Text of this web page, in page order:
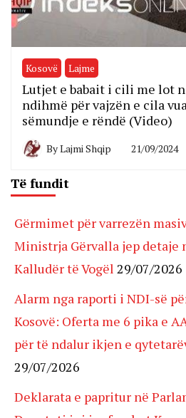
Kosovë Lajme
Lutjet e babait i cili me lot
ndihmë për vajzën e cila
sëmundje e rëndë (Video)
ByLajmi Shqip 21/09/2024
Të fundit
Gërmimet për varrezën
Ministrja Gërvalla jep detaje
Kalludër të Vogël 29/07/2026
Alarm nga raporti i NDI-së
Kosovë: Oferta me 6 pika e
për të ndalur ikjen e
29/07/2026
Deklarata e papritur në